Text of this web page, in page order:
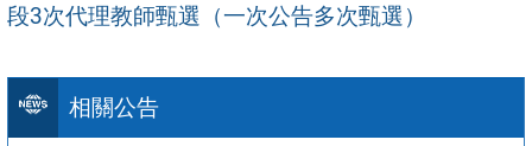
相關公告
段3次代理教師甄選（一次公告多次甄選）